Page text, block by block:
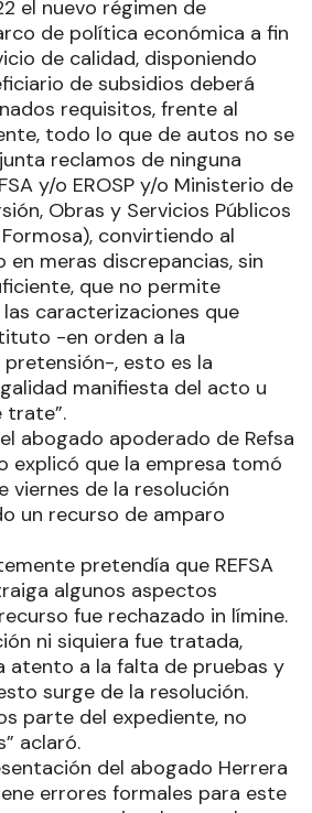
el nuevo régimen de
de política económica a fin
de calidad, disponiendo
de subsidios deberá
requisitos, frente al
todo lo que de autos no se
reclamos de ninguna
y/o EROSP y/o Ministerio de
Obras y Servicios Públicos
convirtiendo al
meras discrepancias, sin
que no permite
caracterizaciones que
-en orden a la
, esto es la
manifiesta del acto u
trate”.
abogado apoderado de Refsa
explicó que la empresa tomó
viernes de la resolución
un recurso de amparo
pretendía que REFSA
algunos aspectos
fue rechazado in límine.
ni siquiera fue tratada,
atento a la falta de pruebas y
surge de la resolución.
parte del expediente, no
aclaró.
del abogado Herrera
errores formales para este